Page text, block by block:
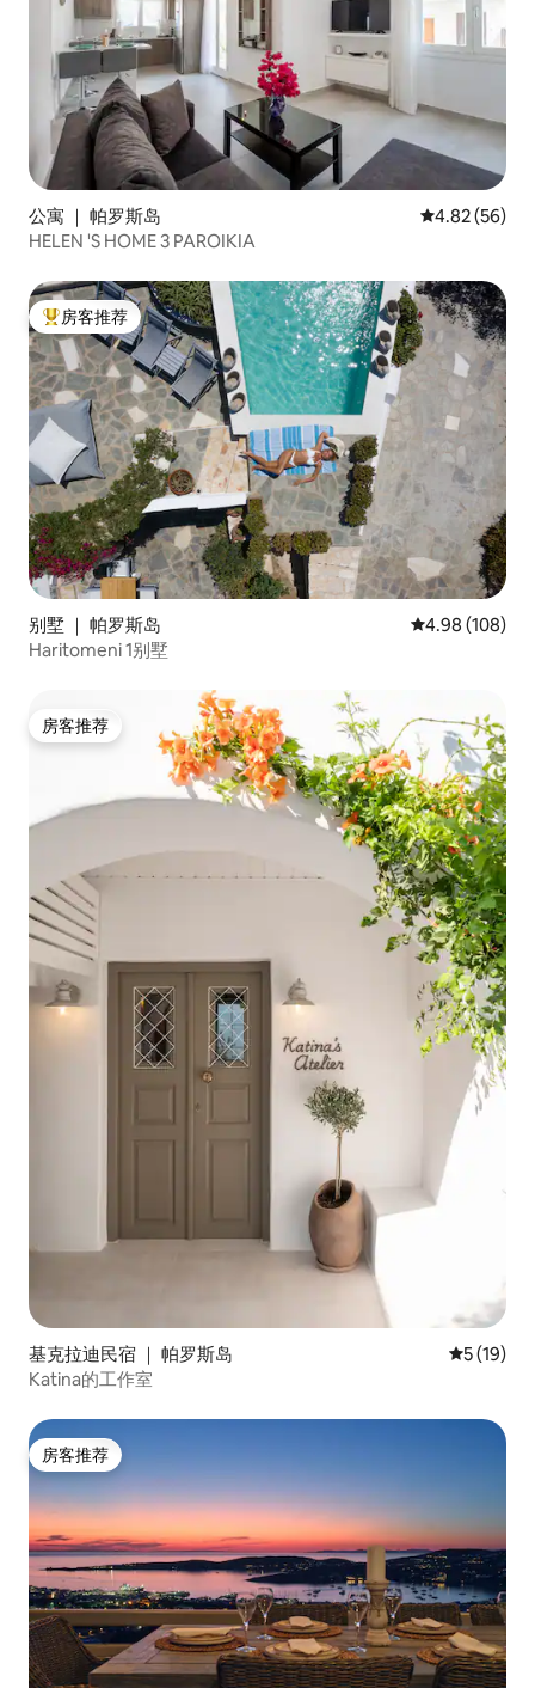
公寓 ｜ 帕罗斯岛 平均评分
4.82 (56)
HELEN 'S HOME 3 PAROIKIA
热门「房客推荐」
房客推荐
别墅 ｜ 帕罗斯岛 平均评分 4.98
4.98 (108)
Haritomeni 1别墅
房客推荐
房客推荐
基克拉迪民宿 ｜ 帕罗斯岛 平均评分
5 (19)
Katina的工作室
房客推荐
房客推荐